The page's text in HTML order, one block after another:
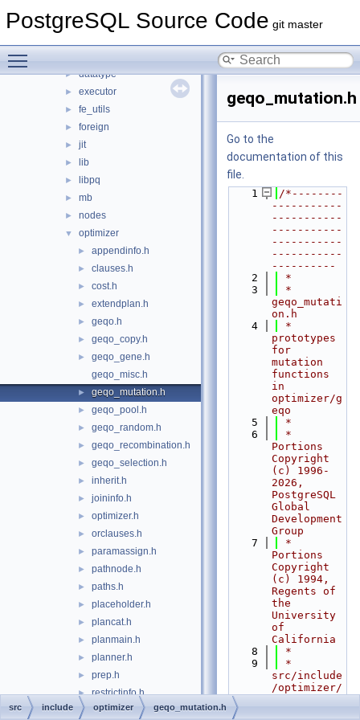
PostgreSQL Source Code git master
► catalog
► datatype
► executor
► fe_utils
► foreign
► jit
► lib
► libpq
► mb
► nodes
▼ optimizer
► appendinfo.h
► clauses.h
► cost.h
► extendplan.h
► geqo.h
► geqo_copy.h
►
geqo_gene.h
geqo_misc.h
► geqo_mutation.h
► geqo_pool.h
► geqo_random.h
► geqo_recombination.h
► geqo_selection.h
► inherit.h
► joininfo.h
► optimizer.h
► orclauses.h
► paramassign.h
► pathnode.h
► paths.h
► placeholder.h
► plancat.h
► planmain.h
► planner.h
► prep.h
► restrictinfo.h
► subselect.h
geqo_mutation.h
Go to the
documentation of this
file.
    1
/*--------
-----------
-----------
-----------
-----------
-----------
----------
    2
*
    3
*
geqo_mutati
on.h
    4
*
prototypes
for
mutation
functions
in
optimizer/g
eqo
    5
*
    6
*
Portions
Copyright
(c) 1996-
2026,
PostgreSQL
Global
Development
Group
    7
*
Portions
Copyright
(c) 1994,
Regents of
the
University
of
California
    8
*
    9
*
src/include
/optimizer/
src include optimizer geqo_mutation.h